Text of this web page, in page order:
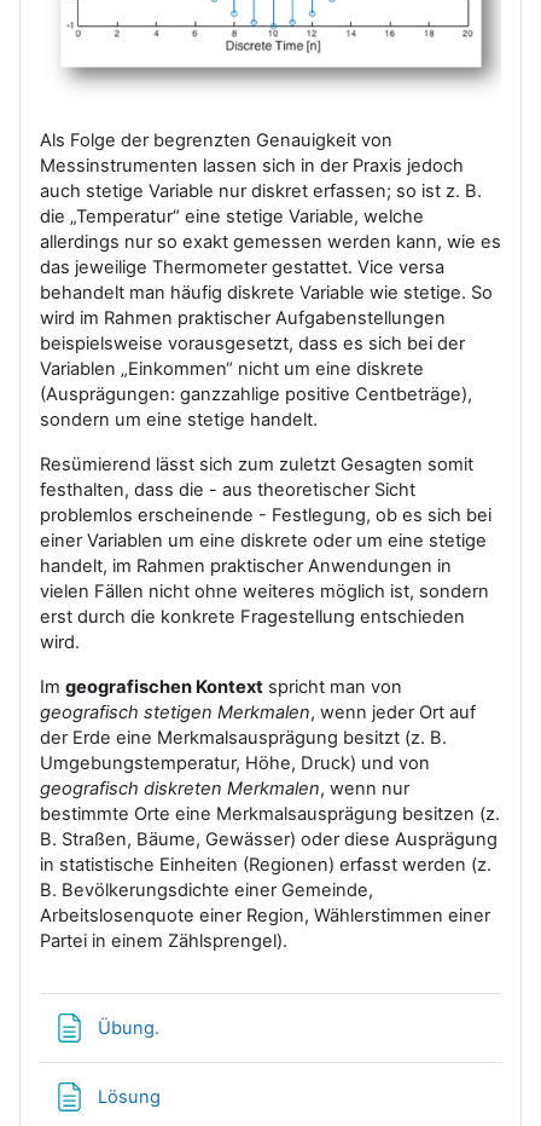
Als Folge der begrenzten Genauigkeit von
Messinstrumenten lassen sich in der Praxis jedoch
auch stetige Variable nur diskret erfassen; so ist z. B.
die „Temperatur“ eine stetige Variable, welche
allerdings nur so exakt gemessen werden kann, wie es
das jeweilige Thermometer gestattet. Vice versa
behandelt man häufig diskrete Variable wie stetige. So
wird im Rahmen praktischer Aufgabenstellungen
beispielsweise vorausgesetzt, dass es sich bei der
Variablen „Einkommen“ nicht um eine diskrete
(Ausprägungen: ganzzahlige positive Centbeträge),
sondern um eine stetige handelt.
Resümierend lässt sich zum zuletzt Gesagten somit
festhalten, dass die - aus theoretischer Sicht
problemlos erscheinende - Festlegung, ob es sich bei
einer Variablen um eine diskrete oder um eine stetige
handelt, im Rahmen praktischer Anwendungen in
vielen Fällen nicht ohne weiteres möglich ist, sondern
erst durch die konkrete Fragestellung entschieden
wird.
Im geografischen Kontext spricht man von
geografisch stetigen Merkmalen, wenn jeder Ort auf
der Erde eine Merkmalsausprägung besitzt (z. B.
Umgebungstemperatur, Höhe, Druck) und von
geografisch diskreten Merkmalen, wenn nur
bestimmte Orte eine Merkmalsausprägung besitzen (z.
B. Straßen, Bäume, Gewässer) oder diese Ausprägung
in statistische Einheiten (Regionen) erfasst werden (z.
B. Bevölkerungsdichte einer Gemeinde,
Arbeitslosenquote einer Region, Wählerstimmen einer
Partei in einem Zählsprengel).
Übung.
Lösung